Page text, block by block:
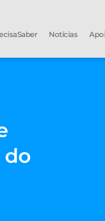
Notícias
do